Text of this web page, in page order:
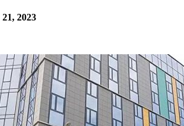
2023